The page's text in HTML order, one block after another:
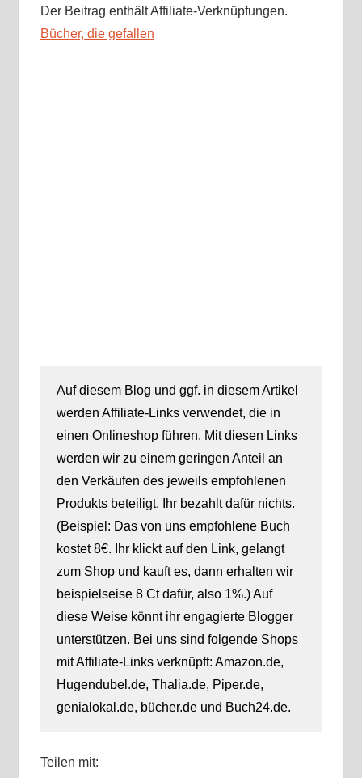
Der Beitrag enthält Affiliate-Verknüpfungen.
Bücher, die gefallen
Auf diesem Blog und ggf. in diesem Artikel
werden Affiliate-Links verwendet, die in
einen Onlineshop führen. Mit diesen Links
werden wir zu einem geringen Anteil an
den Verkäufen des jeweils empfohlenen
Produkts beteiligt. Ihr bezahlt dafür nichts.
(Beispiel: Das von uns empfohlene Buch
kostet 8€. Ihr klickt auf den Link, gelangt
zum Shop und kauft es, dann erhalten wir
beispielseise 8 Ct dafür, also 1%.) Auf
diese Weise könnt ihr engagierte Blogger
unterstützen. Bei uns sind folgende Shops
mit Affiliate-Links verknüpft: Amazon.de,
Hugendubel.de, Thalia.de, Piper.de,
genialokal.de, bücher.de und Buch24.de.
Teilen mit: